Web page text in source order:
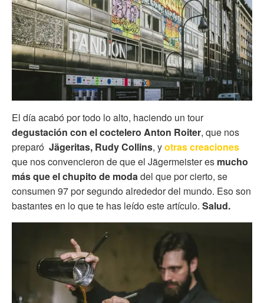
El día acabó por todo lo alto, haciendo un tour
degustación con el coctelero Anton Roiter, que nos
preparó Jägeritas, Rudy Collins, yotras creaciones
que nos convencieron de que el Jägermeister es mucho
más que el chupito de modadel que por cierto, se
consumen 97 por segundo alrededor del mundo. Eso son
bastantes en lo que te has leído este artículo. Salud.